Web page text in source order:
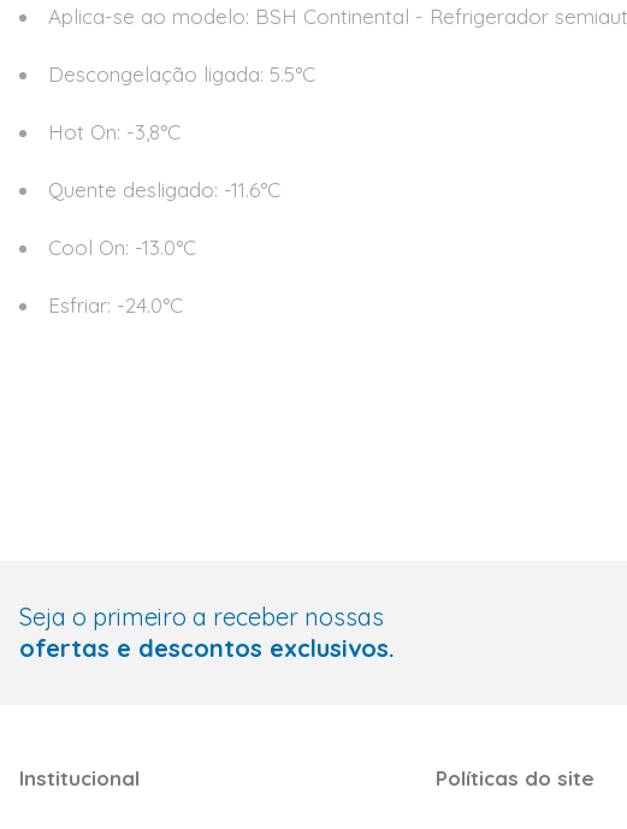
Aplica-se ao modelo: BSH Continental - Refrigerador
Descongelação ligada: 5.5°C
Hot On: -3,8°C
Quente desligado: -11.6°C
Cool On: -13.0°C
Esfriar: -24.0°C
Seja o primeiro a receber nossas
ofertas e descontos exclusivos.
Institucional Políticas do site